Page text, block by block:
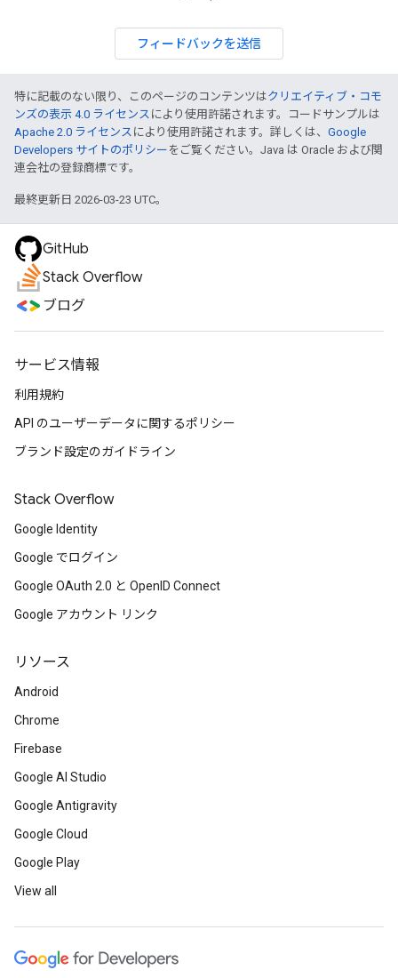
フィードバックを送信
特に記載のない限り、このページのコンテンツはクリエイティブ・コモ
ンズの表示 4.0 ライセンス により使用許諾されます。コードサンプルは
Apache 2.0 ライセンス により使用許諾されます。詳しくは、 Google
Developers サイトのポリシー をご覧ください。Java は Oracle および関
連会社の登録商標です。
最終更新日 2026-03-23 UTC。
GitHub
Stack Overflow
ブログ
サービス情報
利用規約
API のユーザーデータに関するポリシー
ブランド設定のガイドライン
Stack Overflow
Google Identity
Google でログイン
Google OAuth 2.0 と OpenID Connect
Google アカウント リンク
リソース
Android
Chrome
Firebase
Google AI Studio
Google Antigravity
Google Cloud
Google Play
View all